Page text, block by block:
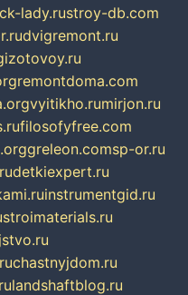
lady.rustroy-db.com
dvigremont.ru
remontdoma.com
vyitikho.rumirjon.ru
filosofyfree.com
greleon.comsp-or.ru
detkiexpert.ru
instrumentgid.ru
stroimaterials.ru
chastnyjdom.ru
landshaftblog.ru